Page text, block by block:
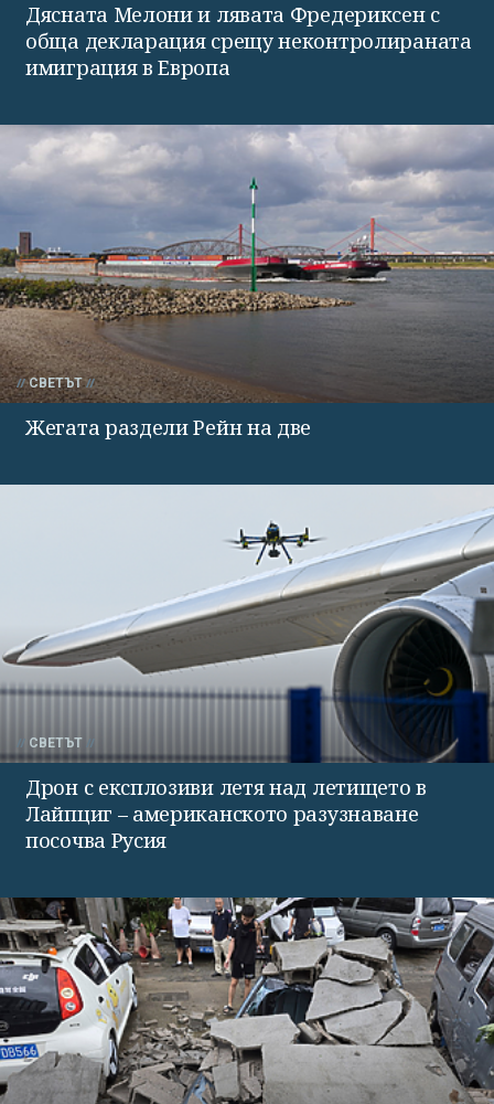
Дясната Мелони и лявата Фредериксен с
обща декларация срещу неконтролираната
имиграция в Европа
СВЕТЪТ
Жегата раздели Рейн на две
СВЕТЪТ
Дрон с експлозиви летя над летището в
Лайпциг – американското разузнаване
посочва Русия